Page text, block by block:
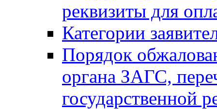
реквизиты для
Категории
Порядок
органа ЗАГС,
государственной